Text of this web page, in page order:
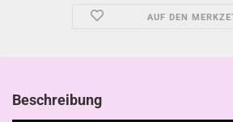
AUF DEN
Beschreibung